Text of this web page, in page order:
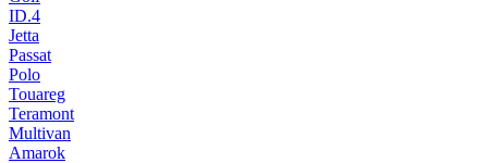
ID.4
Jetta
Passat
Polo
Touareg
Teramont
Multivan
Amarok